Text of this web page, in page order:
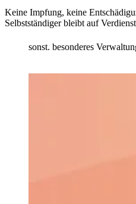
Keine Impfung, keine
Selbstständiger bleibt auf
sonst. besonderes